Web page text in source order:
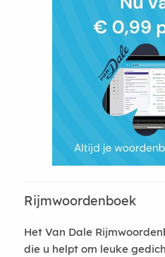
Rijmwoordenboek
Het Van Dale
die u helpt om leuke